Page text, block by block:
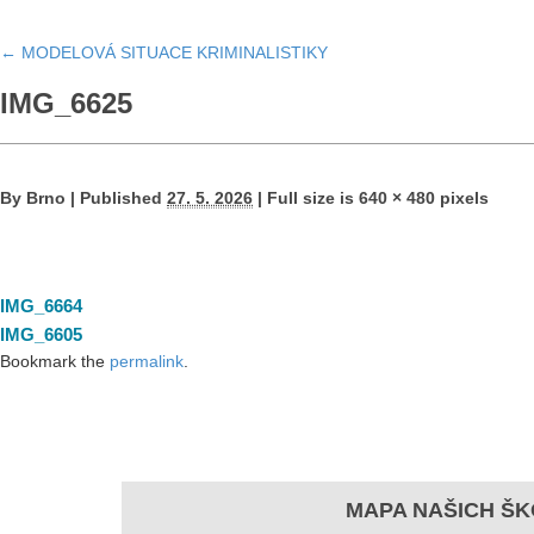
← MODELOVÁ SITUACE KRIMINALISTIKY
IMG_6625
By Brno | Published 27. 5. 2026 | Full size is 640 × 480 pixels
IMG_6664
IMG_6605
Bookmark the permalink
MAPA NAŠICH